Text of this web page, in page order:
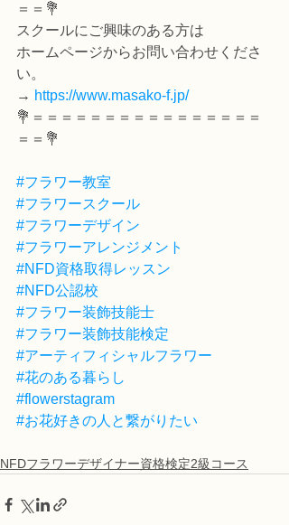
＝＝💐
スクールにご興味のある方は
ホームページからお問い合わせくださ
い。
→ https://www.masako-f.jp/
💐＝＝＝＝＝＝＝＝＝＝＝＝＝＝＝＝
＝＝💐
#フラワー教室
#フラワースクール
#フラワーデザイン
#フラワーアレンジメント
#NFD資格取得レッスン
#NFD公認校
#フラワー装飾技能士
#フラワー装飾技能検定
#アーティフィシャルフラワー
#花のある暮らし
#flowerstagram
#お花好きの人と繋がりたい
NFDフラワーデザイナー資格検定2級コース